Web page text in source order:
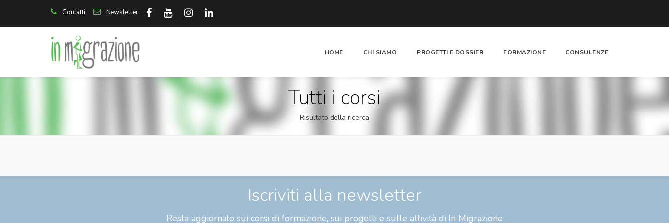
Contatti Newsletter
HOME CHI SIAMO PROGETTI E DOSSIER FORMAZIONE CONSULENZE
Tutti i corsi
Risultato della ricerca
Iscriviti alla newsletter
Resta aggiornato sui corsi di formazione, sui progetti e sulle attività di In Migrazione